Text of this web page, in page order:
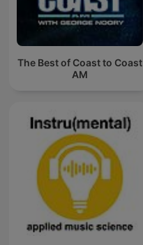
The Best of Coast to Coast
AM